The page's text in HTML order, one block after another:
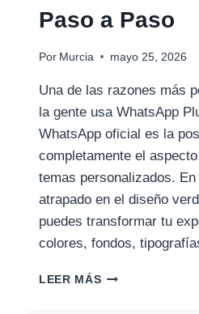
Paso a Paso
Por Murcia mayo 25, 2026
Una de las razones más
la gente usa WhatsApp
WhatsApp oficial es la
completamente el
temas personalizados.
atrapado en el diseño
puedes transformar tu
colores, fondos,
LEER MÁSCÓMO